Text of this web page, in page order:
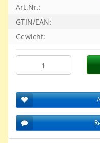
Art.Nr.:
GTIN/EAN:
Gewicht: